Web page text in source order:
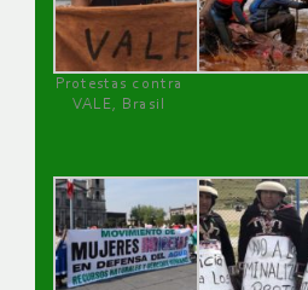
Protestas contra
VALE, Brasil